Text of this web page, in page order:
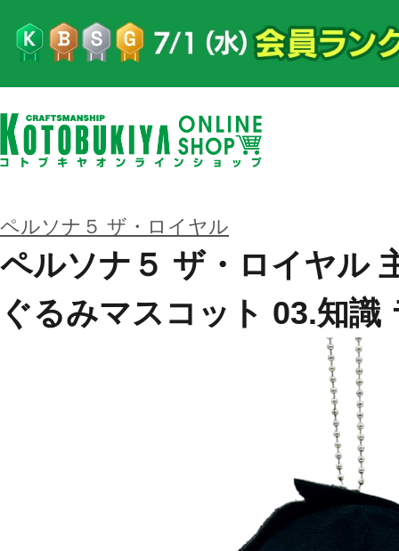
ペルソナ５ ザ・ロイヤル
ペルソナ５ ザ・ロイヤル
ぐるみマスコット 03.知識